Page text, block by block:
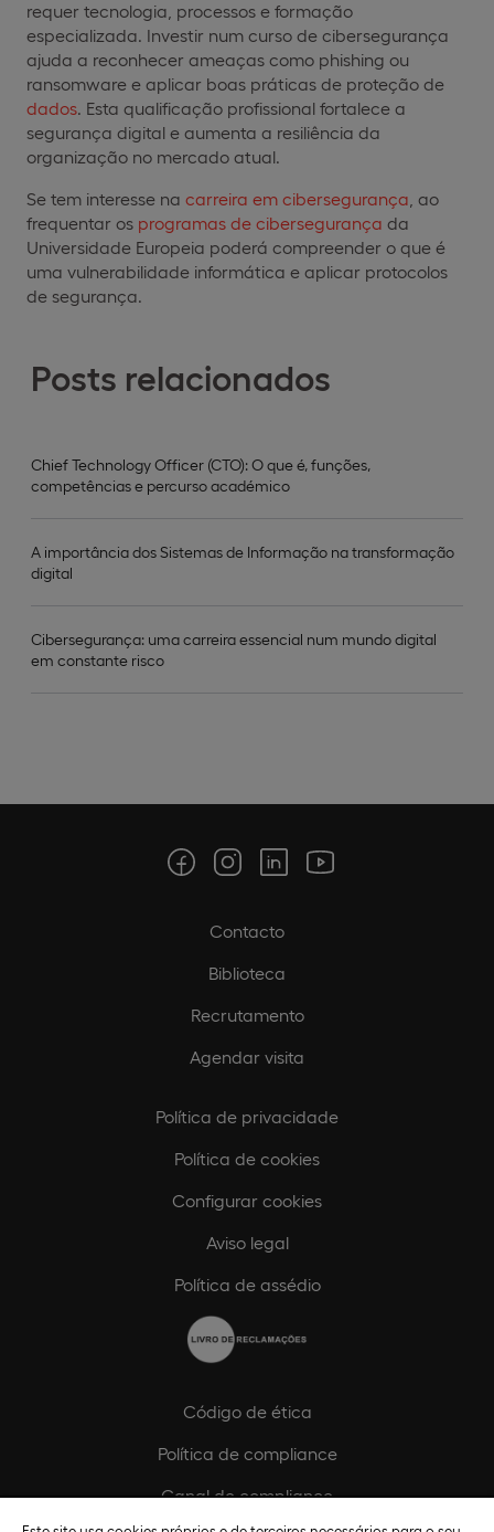
Posts relacionados
Chief Technology Officer (CTO): O que é, funções,
competências e percurso académico
A importância dos Sistemas de Informação na transformação
digital
Cibersegurança: uma carreira essencial num mundo digital
em constante risco
requer tecnologia, processos e formação
especializada. Investir num curso de cibersegurança
ajuda a reconhecer ameaças como phishing ou
ransomware e aplicar boas práticas de proteção de
dados . Esta qualificação profissional fortalece a
segurança digital e aumenta a resiliência da
organização no mercado atual.
Se tem interesse na carreira em cibersegurança , ao
frequentar os programas de cibersegurança da
Universidade Europeia poderá compreender o que é
uma vulnerabilidade informática e aplicar protocolos
de segurança.
Contacto
Biblioteca
Recrutamento
Agendar visita
Política de privacidade
Política de cookies
Configurar cookies
Aviso legal
Política de assédio
Código de ética
Política de compliance
Canal de compliance